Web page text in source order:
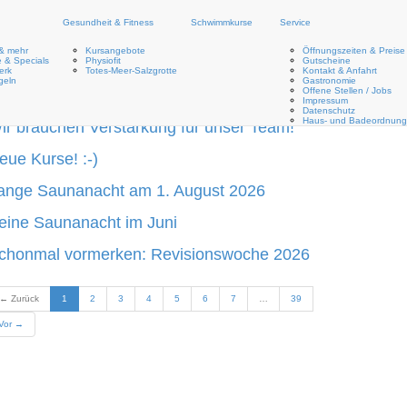
mehr
& Specials
Gesundheit & Fitness
Kursangebote
Physiofit
Totes-Meer-Salzgrotte
Schwimmkurse Service
Öffnungszeiten & Preise
Gutscheine
Kontakt & Anfahrt
Gastronomie
Offene Stellen / Jobs
Impressum
Datenschutz
Haus- und Badeordnung
letzten Einträge
brauchen Verstärkung für unser Team!
Kurse! :-)
Saunanacht am 1. August 2026
Saunanacht im Juni
vormerken: Revisionswoche 2026
← Zurück 1 (aktuell)
2 3 4 5 6 7 39
→